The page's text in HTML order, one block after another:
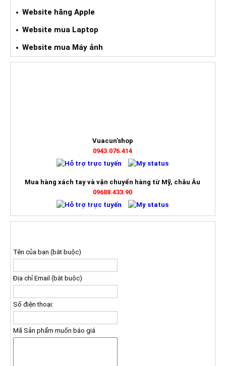
Website hãng Apple
Website mua Laptop
Website mua Máy ảnh
Vuacun'shop
0943.076.414
Mua hàng xách tay và vận chuyển hàng từ Mỹ, châu Âu
09688.433.90
Tên của bạn (bắt buộc)
Địa chỉ Email (bắt buộc)
Số điện thoại:
Mã Sản phẩm muốn báo giá